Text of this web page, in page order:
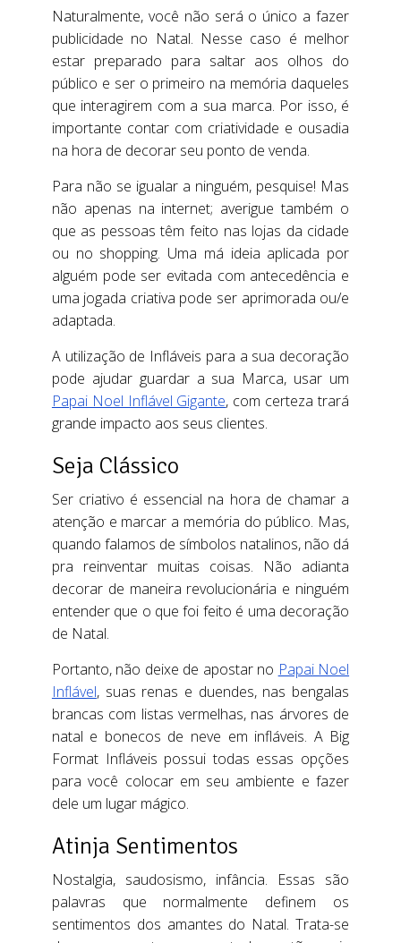
Naturalmente, você não será o único a fazer
publicidade no Natal. Nesse caso é melhor
estar preparado para saltar aos olhos do
público e ser o primeiro na memória daqueles
que interagirem com a sua marca. Por isso, é
importante contar com criatividade e ousadia
na hora de decorar seu ponto de venda.
Para não se igualar a ninguém, pesquise! Mas
não apenas na internet; averigue também o
que as pessoas têm feito nas lojas da cidade
ou no shopping. Uma má ideia aplicada por
alguém pode ser evitada com antecedência e
uma jogada criativa pode ser aprimorada ou/e
adaptada.
A utilização de Infláveis para a sua decoração
pode ajudar guardar a sua Marca, usar um
Papai Noel Inflável Gigante, com certeza trará
grande impacto aos seus clientes.
Seja Clássico
Ser criativo é essencial na hora de chamar a
atenção e marcar a memória do público. Mas,
quando falamos de símbolos natalinos, não dá
pra reinventar muitas coisas. Não adianta
decorar de maneira revolucionária e ninguém
entender que o que foi feito é uma decoração
de Natal.
Portanto, não deixe de apostar no Papai Noel
Inflável, suas renas e duendes, nas bengalas
brancas com listas vermelhas, nas árvores de
natal e bonecos de neve em infláveis. A Big
Format Infláveis possui todas essas opções
para você colocar em seu ambiente e fazer
dele um lugar mágico.
Atinja Sentimentos
Nostalgia, saudosismo, infância. Essas são
palavras que normalmente definem os
sentimentos dos amantes do Natal. Trata-se